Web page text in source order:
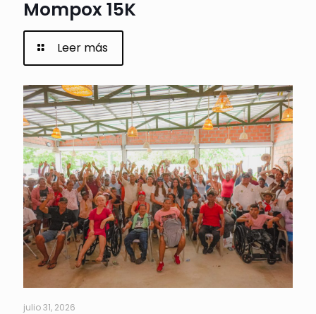
Mompox 15K
Leer más
julio 31, 2026